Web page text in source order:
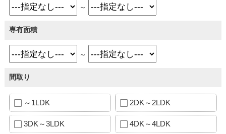
～
専有面積
～
間取り
～1LDK 2DK～2LDK
3DK～3LDK 4DK～4LDK